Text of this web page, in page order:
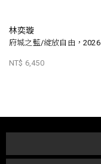
林奕璇
府城之藍/綻放自由，2026
NT$ 6,450